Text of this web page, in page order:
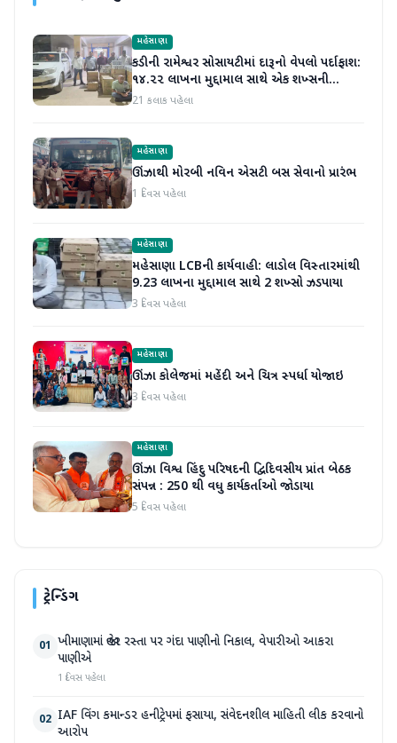
મહેસાણા
કડીની રામેશ્વર સોસાયટીમાં દારૂનો વેપલો પર્દાફાશ:
૧૪.૨૨ લાખના મુદ્દામાલ સાથે એક શખ્સની
ધરપકડ
21 કલાક પહેલા
મહેસાણા
ઊંઝાથી મોરબી નવિન એસટી બસ સેવાનો પ્રારંભ
1 દિવસ પહેલા
મહેસાણા
મહેસાણા LCBની કાર્યવાહી: લાડોલ વિસ્તારમાંથી
9.23 લાખના મુદ્દામાલ સાથે 2 શખ્સો ઝડપાયા
3 દિવસ પહેલા
મહેસાણા
ઊંઝા કોલેજમાં મહેંદી અને ચિત્ર સ્પર્ધા યોજાઇ
3 દિવસ પહેલા
મહેસાણા
ઊંઝા વિશ્વ હિંદુ પરિષદની દ્વિદિવસીય પ્રાંત બેઠક
સંપન્ન : 250 થી વધુ કાર્યકર્તાઓ જોડાયા
5 દિવસ પહેલા
ટ્રેન્ડિંગ
01 ખીમાણામાં જાહેર રસ્તા પર ગંદા પાણીનો નિકાલ, વેપારીઓ આકરા
પાણીએ
1 દિવસ પહેલા
02 IAF વિંગ કમાન્ડર હનીટ્રેપમાં ફસાયા, સંવેદનશીલ માહિતી લીક કરવાનો
આરોપ